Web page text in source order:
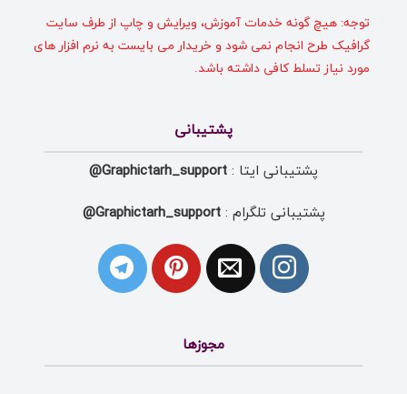
توجه: هیچ گونه خدمات آموزش، ویرایش و چاپ از طرف سایت
گرافیک طرح انجام نمی شود و خریدار می بایست به نرم افزار های
مورد نیاز تسلط کافی داشته باشد.
پشتیبانی
پشتیبانی ایتا : Graphictarh_support@
پشتیبانی تلگرام :Graphictarh_support@
مجوزها